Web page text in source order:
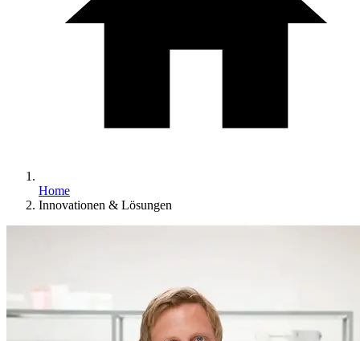
Home
Innovationen & Lösungen